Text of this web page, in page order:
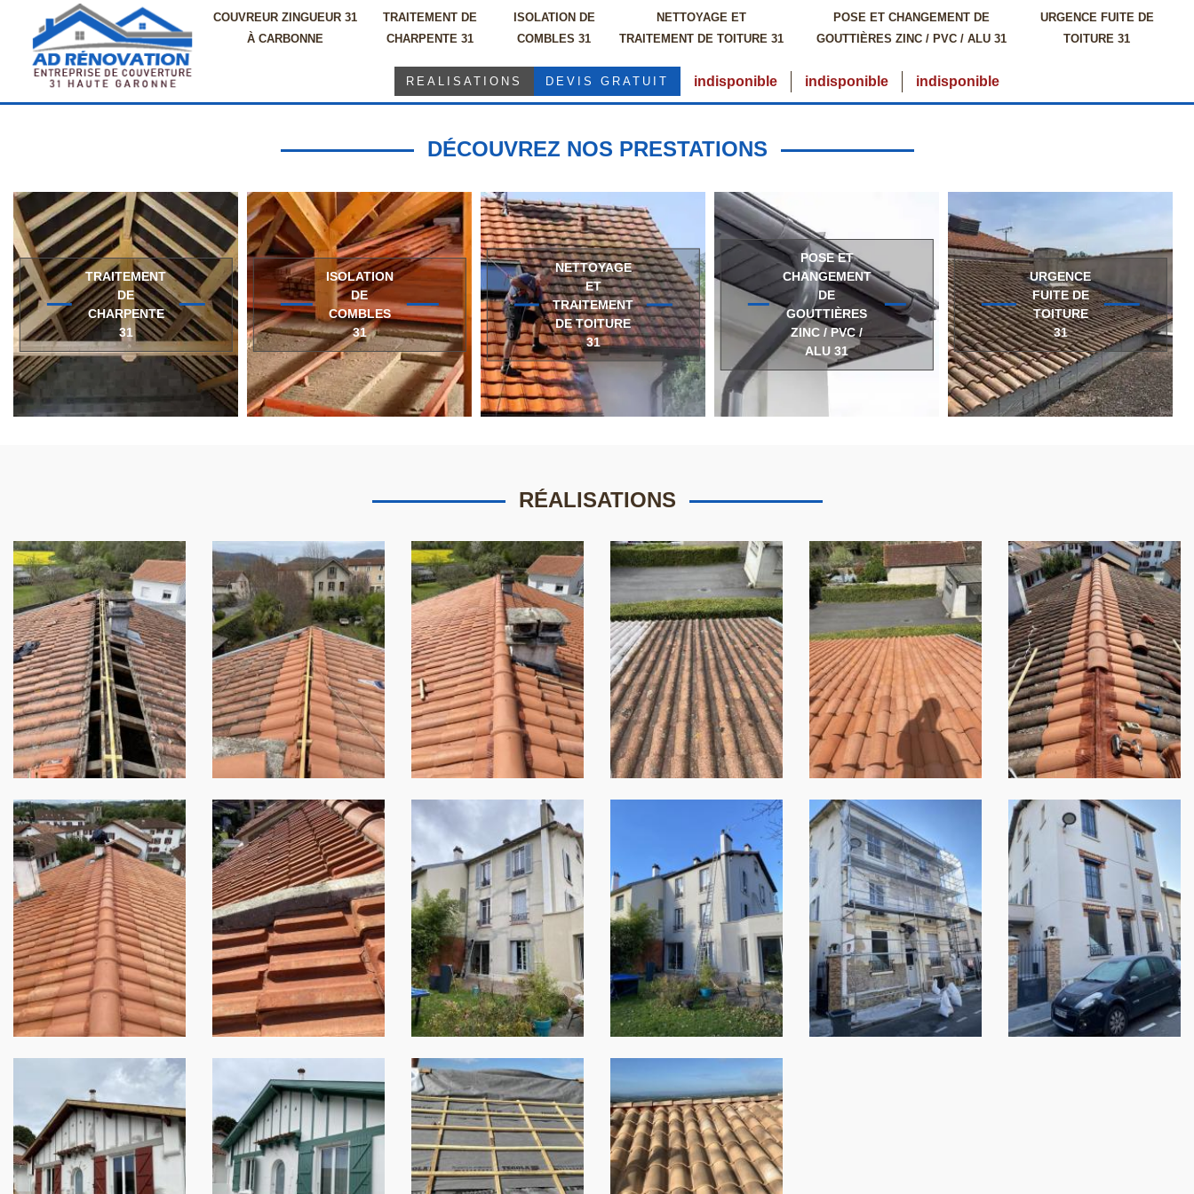
COUVREUR ZINGUEUR 31
À CARBONNE
TRAITEMENT DE
CHARPENTE 31
ISOLATION DE
COMBLES 31
NETTOYAGE ET
TRAITEMENT DE TOITURE 31
POSE ET CHANGEMENT DE
GOUTTIÈRES ZINC / PVC / ALU 31
URGENCE FUITE DE
TOITURE 31
REALISATIONS DEVIS GRATUIT indisponible indisponible indisponible
DÉCOUVREZ NOS PRESTATIONS
TRAITEMENT
DE
CHARPENTE
31
ISOLATION
DE
COMBLES
31
NETTOYAGE
ET
TRAITEMENT
DE TOITURE
31
POSE ET
CHANGEMENT
DE
GOUTTIÈRES
ZINC / PVC /
ALU 31
URGENCE
FUITE DE
TOITURE
31
RÉALISATIONS